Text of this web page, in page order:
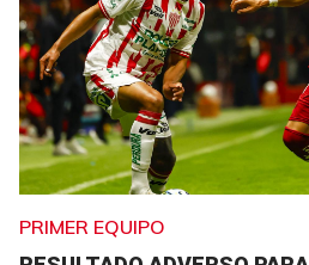
PRIMER EQUIPO